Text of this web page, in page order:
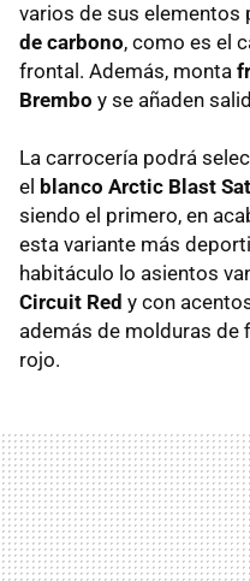
varios de sus
de carbono, como es el
frontal. Además, monta
Brembo y se añaden
La carrocería podrá
el blanco Arctic Blast
siendo el primero, en
esta variante más
habitáculo lo asientos
Circuit Red y con
además de molduras de
rojo.